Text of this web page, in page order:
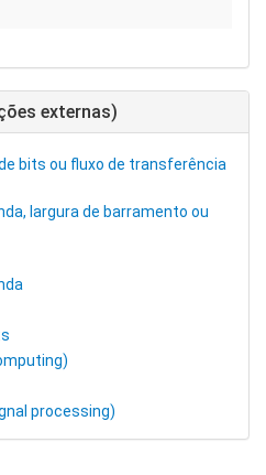
externas)
bits ou fluxo de transferência
largura de barramento ou
processing)